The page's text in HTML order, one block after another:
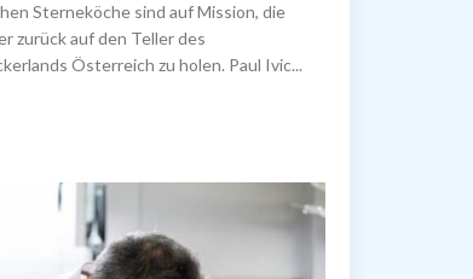
Sterneköche sind auf Mission, die
zurück auf den Teller des
Österreich zu holen. Paul Ivic...